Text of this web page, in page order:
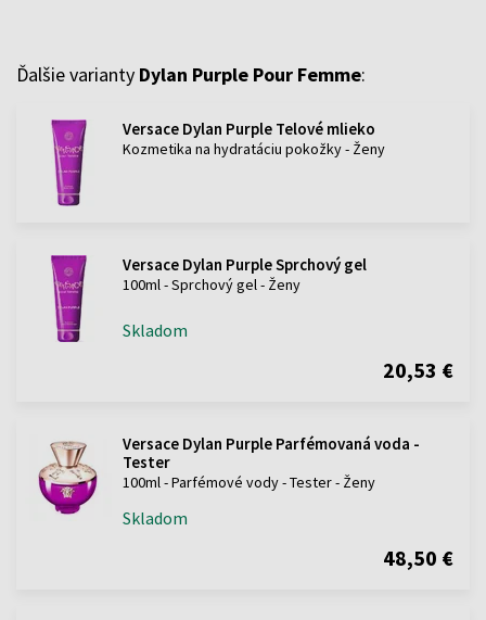
Ďalšie varianty Dylan Purple Pour Femme:
Versace Dylan Purple Telové mlieko
Kozmetika na hydratáciu pokožky - Ženy
Versace Dylan Purple Sprchový gel
100ml - Sprchový gel - Ženy
Skladom
20,53 €
Versace Dylan Purple Parfémovaná voda -
Tester
100ml - Parfémové vody - Tester - Ženy
Skladom
48,50 €